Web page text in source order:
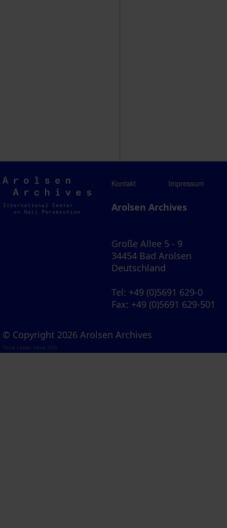
Arolsen
Archives
Kontakt Impressum
Arolsen Archives
Große Allee 5 - 9
34454 Bad Arolsen
Deutschland
Tel: +49 (0)5691 629-0
Fax: +49 (0)5691 629-501
© Copyright 2026 Arolsen Archives
Visual Library Server 2026